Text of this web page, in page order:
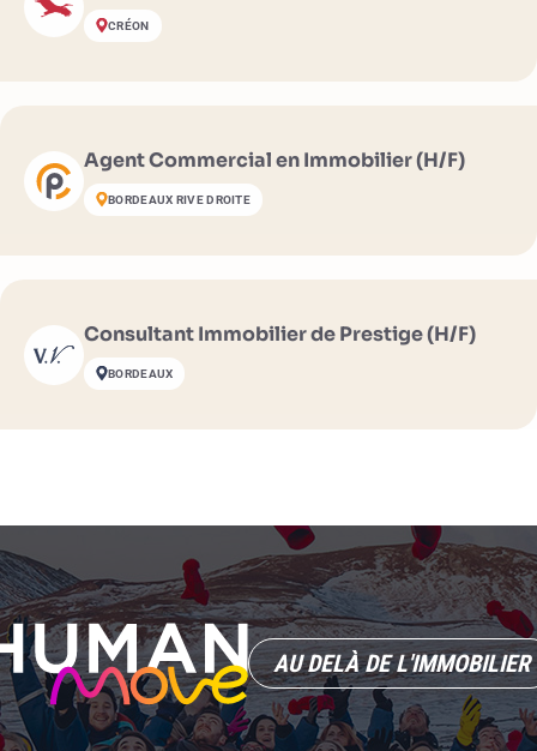
CRÉON
Agent Commercial en Immobilier (H/F)
BORDEAUX RIVE DROITE
Consultant Immobilier de Prestige (H/F)
BORDEAUX
AU DELÀ DE L'IMMOBILIER